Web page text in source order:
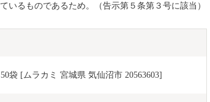
いるものであるため。（告示第５条第３号に該当）
袋 [ムラカミ 宮城県 気仙沼市 20563603]